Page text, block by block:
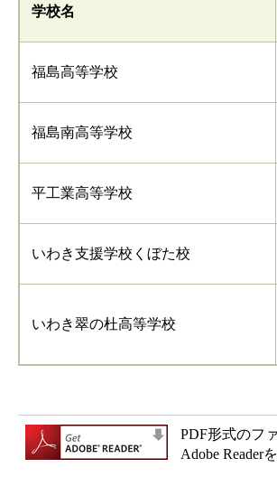
学校名
福島高等学校
福島南高等学校
平工業高等学校
いわき支援学校くぼた校
いわき翠の杜高等学校
PDF形式のフ
Adobe Reader